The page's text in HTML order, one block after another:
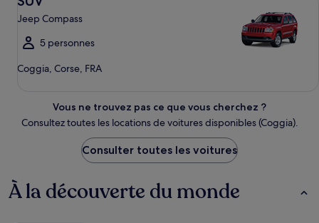
Jeep Compass
5 personnes
Coggia, Corse, FRA
Vous ne trouvez pas ce que vous cherchez ?
Consultez toutes les locations de voitures disponibles (Coggia).
Consulter toutes les voitures
À la découverte du monde